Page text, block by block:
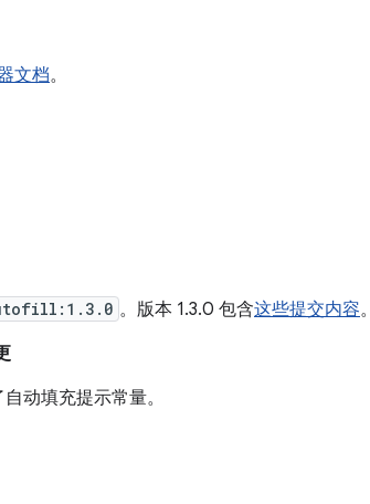
文档。
。版本 1.3.0 包含这些提交内容。
动填充提示常量。